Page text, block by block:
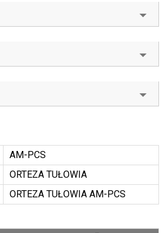
AM-PCS
ORTEZA TUŁOWIA
ORTEZA TUŁOWIA AM-PCS